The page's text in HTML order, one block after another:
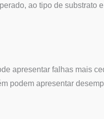
ao tipo de substrato
apresentar falhas mais
podem apresentar